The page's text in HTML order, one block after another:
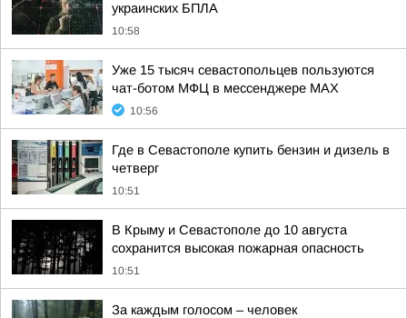
украинских БПЛА
10:58
Уже 15 тысяч севастопольцев пользуются
чат-ботом МФЦ в мессенджере МАХ
10:56
Где в Севастополе купить бензин и дизель в
четверг
10:51
В Крыму и Севастополе до 10 августа
сохранится высокая пожарная опасность
10:51
За каждым голосом – человек